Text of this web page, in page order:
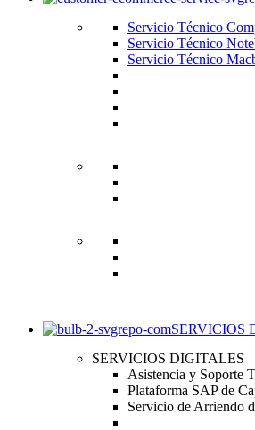
Servicio Técnico
Servicio Técnico
Servicio Técnico
SERVICIOS
SERVICIOS DIGITALES
Asistencia y Soporte
Plataforma SAP de
Servicio de Arriendo